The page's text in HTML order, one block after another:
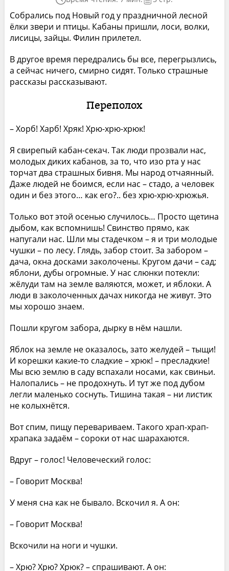
Собрались под Новый год у праздничной лесной
ёлки звери и птицы. Кабаны пришли, лоси, волки,
лисицы, зайцы. Филин прилетел.
В другое время передрались бы все, перегрызлись,
а сейчас ничего, смирно сидят. Только страшные
рассказы рассказывают.
Переполох
– Хорб! Харб! Хряк! Хрю-хрю-хрюк!
Я свирепый кабан-секач. Так люди прозвали нас,
молодых диких кабанов, за то, что изо рта у нас
торчат два страшных бивня. Мы народ отчаянный.
Даже людей не боимся, если нас – стадо, а человек
один и без этого… как его?.. без хрю-хрю-хрюжья.
Только вот этой осенью случилось… Просто щетина
дыбом, как вспомнишь! Свинство прямо, как
напугали нас. Шли мы стадечком – я и три молодые
чушки – по лесу. Глядь, забор стоит. За забором –
дача, окна досками заколочены. Кругом дачи – сад;
яблони, дубы огромные. У нас слюнки потекли:
жёлуди там на земле валяются, может, и яблоки. А
люди в заколоченных дачах никогда не живут. Это
мы хорошо знаем.
Пошли кругом забора, дырку в нём нашли.
Яблок на земле не оказалось, зато желудей – тыщи!
И корешки какие-то сладкие – хрюк! – пресладкие!
Мы всю землю в саду вспахали носами, как свиньи.
Налопались – не продохнуть. И тут же под дубом
легли маленько соснуть. Тишина такая – ни листик
не колыхнётся.
Вот спим, пищу перевариваем. Такого храп-храп-
храпака задаём – сороки от нас шарахаются.
Вдруг – голос! Человеческий голос:
– Говорит Москва!
У меня сна как не бывало. Вскочил я. А он:
– Говорит Москва!
Вскочили на ноги и чушки.
– Хрю? Хрю? Хрюк? – спрашивают. А он: